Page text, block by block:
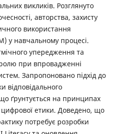
викликів. Розглянуто
авторства, захисту
використання
у навчальному процесі.
упередження та
при впровадженні
Запропоновано підхід до
відповідального
ґрунтується на принципах
цифрової етики. Доведено, що
потребує розробки